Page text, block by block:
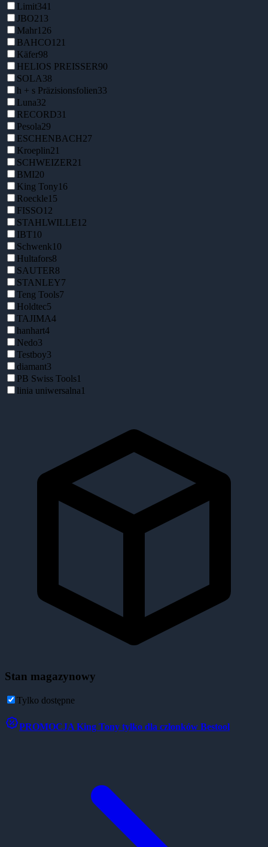
Limit341
JBO213
Mahr126
BAHCO121
Käfer98
HELIOS PREISSER90
SOLA38
h + s Präzisionsfolien33
Luna32
RECORD31
Pesola29
ESCHENBACH27
Kroeplin21
SCHWEIZER21
BMI20
King Tony16
Roeckle15
FISSO12
STAHLWILLE12
IBT10
Schwenk10
Hultafors8
SAUTER8
STANLEY7
Teng Tools7
Holdtec5
TAJIMA4
hanhart4
Nedo3
Testboy3
diamant3
PB Swiss Tools1
linia uniwersalna1
Stan magazynowy
Tylko dostępne
PROMOCJA King Tony tylko dla członków Bestool